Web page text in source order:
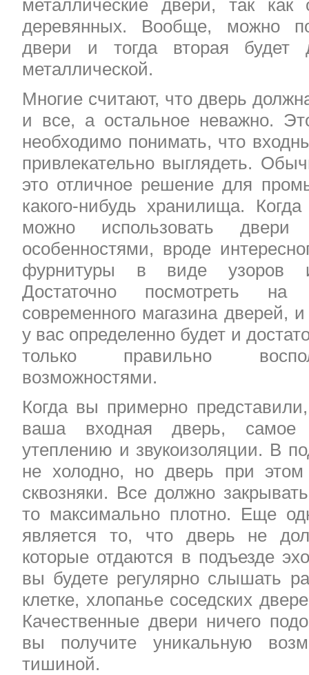
металлические двери, так как
деревянных. Вообще, можно
двери и тогда вторая будет
металлической.
Многие считают, что дверь
и все, а остальное неважно.
необходимо понимать, что
привлекательно выглядеть.
это отличное решение для
какого-нибудь хранилища.
можно использовать
особенностями, вроде
фурнитуры в виде узоров
Достаточно посмотреть на
современного магазина дверей,
у вас определенно будет и
только правильно
возможностями.
Когда вы примерно
ваша входная дверь, самое
утеплению и звукоизоляции. В
не холодно, но дверь при этом
сквозняки. Все должно
то максимально плотно. Еще
является то, что дверь не
которые отдаются в подъезде
вы будете регулярно слышать
клетке, хлопанье соседских
Качественные двери ничего
вы получите уникальную
тишиной.